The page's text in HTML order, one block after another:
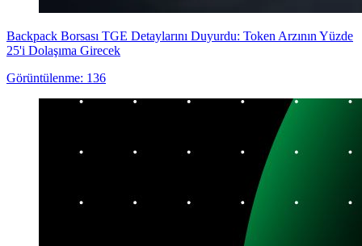
Backpack Borsası TGE Detaylarını Duyurdu: Token Arzının Yüzde
25'i Dolaşıma Girecek
Görüntülenme: 136